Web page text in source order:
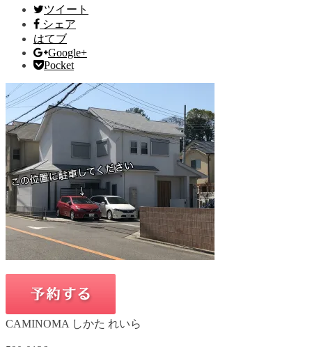
ツイート
シェア
はてブ
Google+
Pocket
CAMINOMA しかた れいら